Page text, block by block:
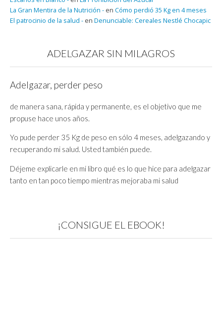
La Gran Mentira de la Nutrición - en Cómo perdió 35 Kg en 4 meses
El patrocinio de la salud - en Denunciable: Cereales Nestlé Chocapic
ADELGAZAR SIN MILAGROS
Adelgazar, perder peso
de manera sana, rápida y permanente, es el objetivo que me
propuse hace unos años.
Yo pude perder 35 Kg de peso en sólo 4 meses, adelgazando y
recuperando mi salud. Usted también puede.
Déjeme explicarle en mi libro qué es lo que hice para adelgazar
tanto en tan poco tiempo mientras mejoraba mi salud
¡CONSIGUE EL EBOOK!